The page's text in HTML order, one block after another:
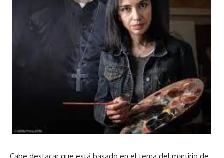
Cabe destacar que está basado en el tema del martirio de